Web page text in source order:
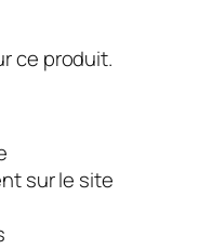
ce produit.
sur le site